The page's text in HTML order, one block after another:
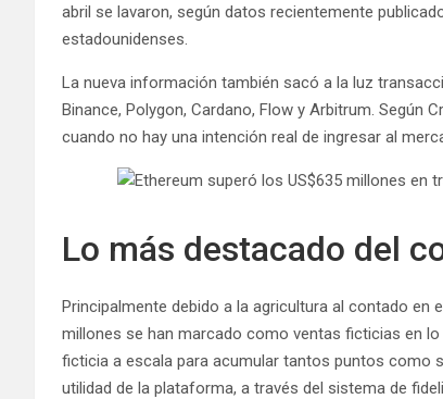
abril se lavaron, según datos recientemente
estadounidenses.
La nueva información también sacó a la luz
Binance, Polygon, Cardano, Flow y Arbitrum. Según
cuando no hay una intención real de ingresar al
Lo más destacado del
Principalmente debido a la agricultura al contado en
millones se han marcado como ventas ficticias en
ficticia a escala para acumular tantos puntos como
utilidad de la plataforma, a través del sistema de